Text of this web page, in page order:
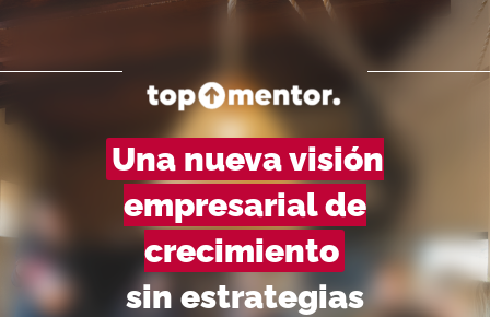
Una nueva visión
empresarial de
crecimiento
sin estrategias